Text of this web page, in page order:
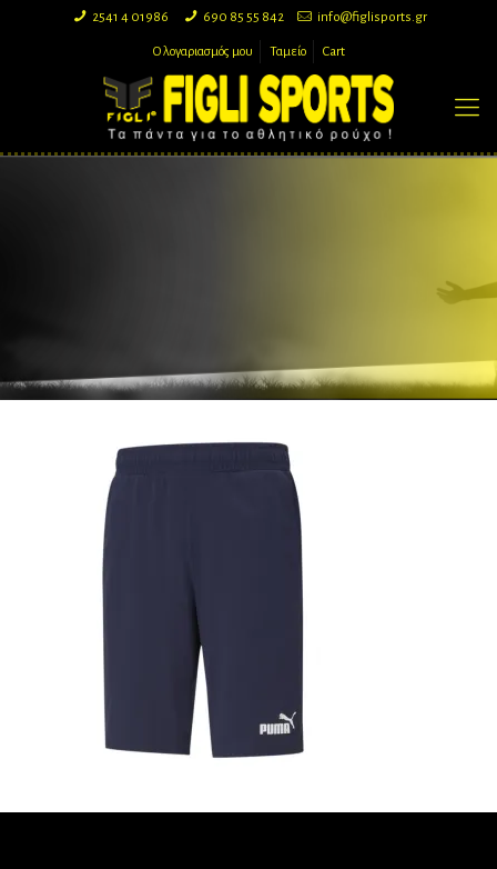
2541 4 01986 690 85 55 842 info@figlisports.gr
Ο λογαριασμός μου Ταμείο Cart